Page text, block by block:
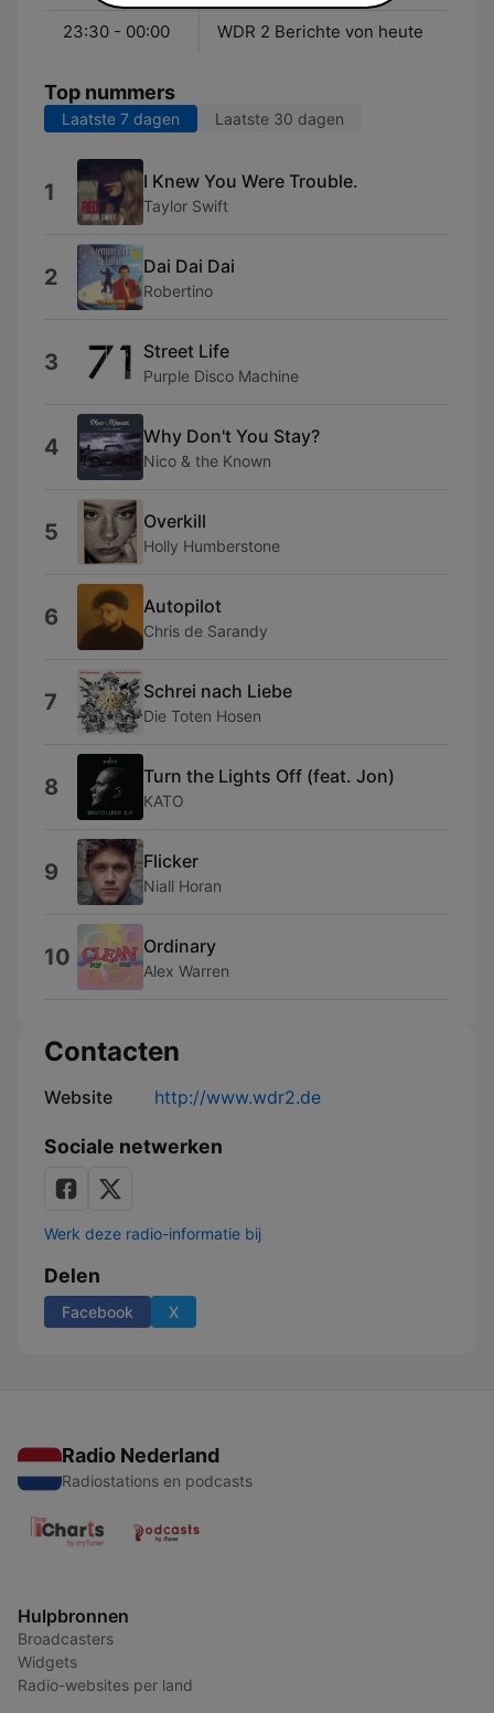
23:30 - 00:00 WDR 2 Berichte von heute
Top nummers
Laatste 7 dagen Laatste 30 dagen
1 I Knew You Were Trouble.
Taylor Swift
2 Dai Dai Dai
Robertino
3 Street Life
Purple Disco Machine
4 Why Don't You Stay?
Nico & the Known
5 Overkill
Holly Humberstone
6 Autopilot
Chris de Sarandy
7 Schrei nach Liebe
Die Toten Hosen
8 Turn the Lights Off (feat. Jon)
KATO
9 Flicker
Niall Horan
10 Ordinary
Alex Warren
Contacten
Website http://www.wdr2.de
Sociale netwerken
Werk deze radio-informatie bij
Delen
Facebook X
Radio Nederland
Radiostations en podcasts
Hulpbronnen
Broadcasters
Widgets
Radio-websites per land